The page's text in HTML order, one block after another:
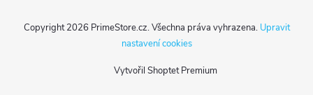
Vytvořil Shoptet Premium
Copyright 2026 PrimeStore.cz. Všechna práva vyhrazena. Upravit
nastavení cookies